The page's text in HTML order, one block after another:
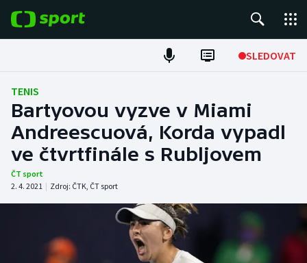
SLEDOVAT
Fotbal
Hokej
Tenis
Atletika
DALŠÍ SPORTY
TENIS
Bartyovou vyzve v Miami
Andreescuová, Korda vypadl
ve čtvrtfinále s Rubljovem
ČT sport
2. 4. 2021 | Zdroj: ČTK, ČT sport